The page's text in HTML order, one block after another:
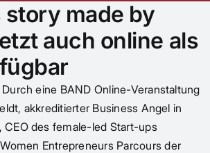
story made by
auch online als
Durch eine BAND Online-Veranstaltung
akkreditierter Business Angel in
CEO des female-led Start-ups
Women Entrepreneurs Parcours der